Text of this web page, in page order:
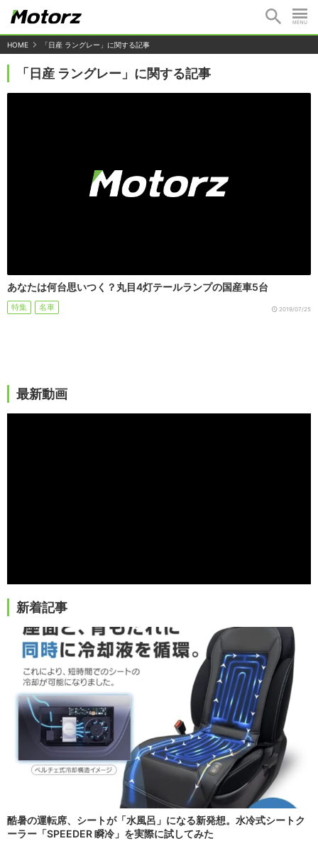
HOME 「日産 ラングレー」に関する記事
「日産 ラングレー」に関する記事
あなたは何台思いつく？丸目4灯テールランプの国産車5台
特集 名車 2019/07/25
最新動画
新着記事
酷暑の運転席、シートが「水風呂」になる新発想。水冷式シートク
ーラー「SPEEDER 瞬冷」を実際に試してみた